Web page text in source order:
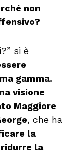
non
si è
gamma.
visione
Maggiore
, che ha
la
la